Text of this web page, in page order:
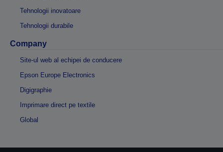
Tehnologii inovatoare
Tehnologii durabile
Company
Site-ul web al echipei de conducere
Epson Europe Electronics
Digigraphie
Imprimare direct pe textile
Global